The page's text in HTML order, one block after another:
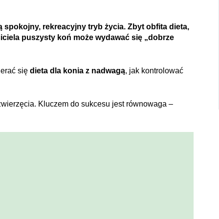
spokojny, rekreacyjny tryb życia. Zbyt obfita dieta,
puszysty koń może wydawać się „dobrze
się dieta dla konia z nadwagą, jak kontrolować
Kluczem do sukcesu jest równowaga –